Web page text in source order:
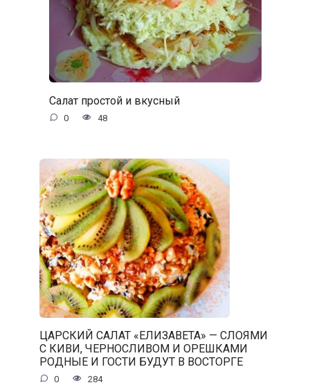
Салат простой и вкусный
0 48
ЦАРСКИЙ САЛАТ «ЕЛИЗАВЕТА» — СЛОЯМИ
С КИВИ, ЧЕРНОСЛИВОМ И ОРЕШКАМИ
РОДНЫЕ И ГОСТИ БУДУТ В ВОСТОРГЕ
0 284